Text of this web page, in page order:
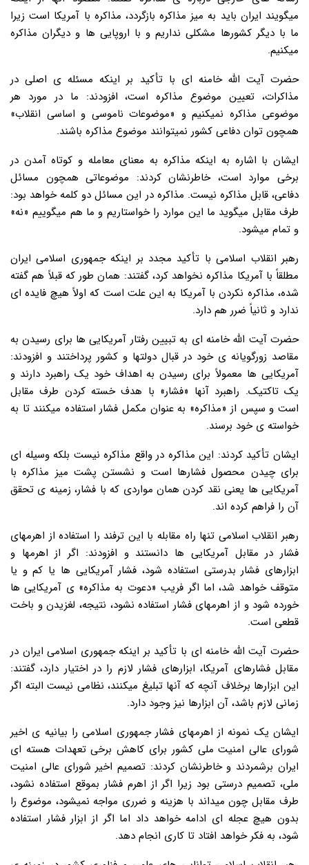
میگویند ایران باید به میز مذاکره بازگردد، مذاکره با آمریکا است زیرا
ما با دیگر کشورها مشکلی نداریم و با اروپایی ها و دیگران مذاکره
میکنیم.
حضرت آیت الله خامنه ای با تأکید بر اینکه مسئله ی اصلی در
مذاکرات، تعیین موضوع مذاکره است، افزودند: ما در مورد هر
موضوعی مذاکره نمیکنیم و «موضوعات ناموسی و اساسی انقلاب»
همچون توان دفاعی کشور نمیتوانند موضوع مذاکره باشند.
ایشان با اشاره به اینکه مذاکره به معنای معامله و کوتاه آمدن در
برخی موارد است، خاطرنشان کردند: موضوعاتی همچون مسائل
دفاعی، قابل مذاکره نیست. مذاکره در این مسائل دو کلمه خواهد بود:
طرف مقابل میگوید ما این موارد را خواستاریم و ما هم میگوییم «نه»
و تمام میشود.
رهبر انقلاب اسلامی با تأکید مجدد بر اینکه جمهوری اسلامی ایران
مطلقاً با آمریکا مذاکره نخواهد کرد، گفتند: همان طور که قبلاً هم گفته
شده، مذاکره نکردن با آمریکا به این علت است که اولاً هیچ فایده ای
ندارد و ثانیاً ضرر هم دارد.
حضرت آیت الله خامنه ای به تبیین رفتار آمریکایی ها برای رسیدن به
مقاصد زورگویانه ی خود در قبال دولتها و کشور پرداختند و افزودند:
آمریکایی ها معمولاً برای رسیدن به اهداف خود یک راهبرد دارند و
یک تاکتیک. راهبرد آنها «فشار» با هدف خسته کردن طرف مقابل
است و سپس از «مذاکره» به عنوان مکمل فشار استفاده میکنند تا به
خواسته ی خود برسند.
ایشان تأکید کردند: این مذاکره در واقع مذاکره نیست بلکه وسیله ای
برای چیدن محصول فشارها است و نشستن پشت میز مذاکره با
آمریکایی ها یعنی نقد کردن همان مواردی که با فشار، زمینه ی تحقق
آن را فراهم کرده اند.
رهبر انقلاب اسلامی تنها راه مقابله با این ترفند را استفاده از اهرمهای
فشار در مقابل آمریکایی ها دانستند و افزودند: اگر از اهرمها و
ابزارهای فشار بدرستی استفاده شود، فشار آمریکایی ها یا کم و یا
متوقف خواهد شد، اما اگر فریب «دعوت به مذاکره» ی آمریکایی ها
خورده شود و از اهرمهای فشار استفاده نشود، نتیجه، لغزیدن و باخت
قطعی است.
حضرت آیت الله خامنه ای با تأکید بر اینکه جمهوری اسلامی ایران در
مقابل فشارهای آمریکا، ابزارهای فشار لازم را در اختیار دارد، گفتند:
این ابزارها برخلاف آنچه که آنها تبلیغ میکنند، نظامی نیست البته اگر
زمانی لازم باشد، آن ابزارها نیز وجود دارد.
ایشان یک نمونه از اهرمهای فشار جمهوری اسلامی را بیانیه ی اخیر
شورای عالی امنیت ملی کشور برای کاهش برخی تعهدات هسته ای
ایران برشمردند و خاطرنشان کردند: تصمیم اخیر شورای عالی امنیت
ملی، تصمیم درستی بود زیرا اگر از اهرم فشار بموقع استفاده نشود،
طرف مقابل چون میداند با هزینه و ضرری مواجه نمیشود، موضوع را
بدون هیچ عجله ای ادامه خواهد داد اما اگر از ابزار فشار استفاده
شود، به فکر خواهد افتاد تا کاری انجام دهد.